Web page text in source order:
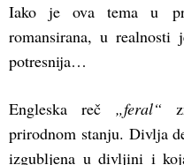
Iako je ova tema u
romansirana, u realnosti
potresnija…
Engleska reč „feral“
prirodnom stanju. Divlja
izgubljena u divljini i